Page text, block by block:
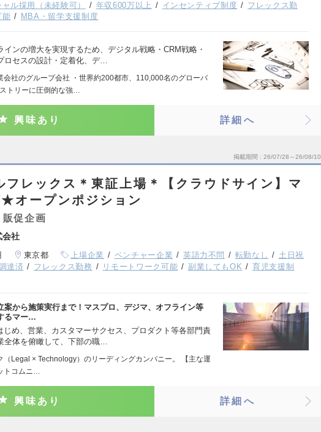
ル採用（未経験可） 年収600万以上 インセンティブ制度
フレックス勤
能 MBA・留学支援制度
インの増大を実現するため、デジタル戦略・CRM戦略・
ロセスの設計・定着化、デ…
会社のグループ会社 ・世界約200都市、110,000名のグローバ
トリーに圧倒的な強…
興味あり 詳細へ
掲載期間 26/07/28～26/08/10
フレックス＊東証上場＊【クラウドサイン】マ
オープンポジション
販促企画
会社
東京都 上場企業 ベンチャー企業 英語力不問 転勤なし
土日祝
達済 フレックス勤務 リモートワーク可能 副業してもOK
育児支援制
案から施策実行まで！マスプロ、デジマ、オフライン等
るマー…
め、営業、カスタマーサクセス、プロダクト等各部門責
全体を俯瞰して、下部の職…
（Legal × Technology）のリーディングカンパニー。 【主な運
トコムニ…
興味あり 詳細へ